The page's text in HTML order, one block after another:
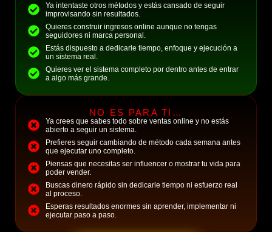
Ya intentaste otros métodos y estás cansado de seguir
improvisando sin resultados.
Quieres construir ingresos online aunque no tengas
seguidores ni marca personal.
Estás dispuesto a dedicarle tiempo, enfoque y ejecución a
un sistema real.
Quieres ver el sistema completo por dentro antes de entrar
a algo más grande.
NO ES PARA TI…
Ya crees que sabes todo sobre ventas online y no estás
abierto a seguir un sistema.
Prefieres seguir cambiando de método cada semana antes
que ejecutar uno completo.
Piensas que necesitas ser influencer o mostrar tu vida para
poder vender.
Buscas dinero rápido sin dedicarle tiempo ni esfuerzo real
al proceso.
Esperas resultados enormes sin aprender, implementar ni
ejecutar paso a paso.